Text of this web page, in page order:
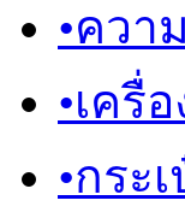
•ควา
•เครื่
•กระ